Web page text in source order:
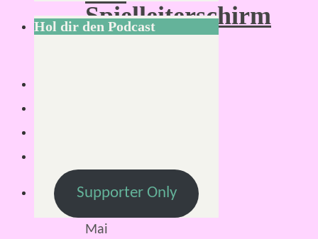
Spielleiterschirm
Mai
Hol dir den Podcast
Supporter Only